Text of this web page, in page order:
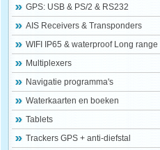
GPS: USB & PS/2 & RS232
AIS Receivers & Transponders
WIFI IP65 & waterproof Long range
Multiplexers
Navigatie programma's
Waterkaarten en boeken
Tablets
Trackers GPS + anti-diefstal